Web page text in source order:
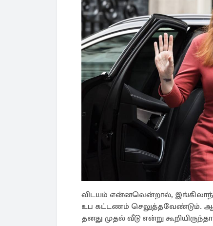
விடயம் என்னவென்றால்,
உப கட்டணம் செலுத்தவேண்டும்.
தனது முதல் வீடு என்று